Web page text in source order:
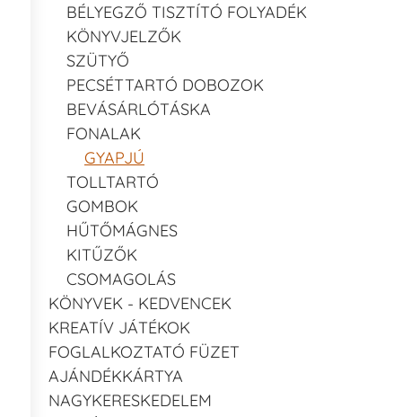
BÉLYEGZŐ TISZTÍTÓ FOLYADÉK
KÖNYVJELZŐK
SZÜTYŐ
PECSÉTTARTÓ DOBOZOK
BEVÁSÁRLÓTÁSKA
FONALAK
GYAPJÚ
TOLLTARTÓ
GOMBOK
HŰTŐMÁGNES
KITŰZŐK
CSOMAGOLÁS
KÖNYVEK - KEDVENCEK
KREATÍV JÁTÉKOK
FOGLALKOZTATÓ FÜZET
AJÁNDÉKKÁRTYA
NAGYKERESKEDELEM